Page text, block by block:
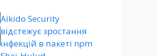
Aikido Security
відстежує зростання
інфекцій в пакеті npm